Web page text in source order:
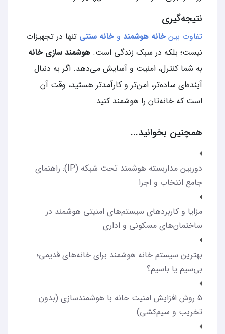
نتیجه‌گیری
تفاوت بین خانه هوشمند و خانه سنتی تنها در تجهیزات
نیست؛ بلکه در سبک زندگی است. هوشمند سازی خانه
به شما کنترل، امنیت و آسایش می‌دهد. اگر به دنبال
آینده‌ای ساده‌تر، امن‌تر و کارآمدتر هستید، وقت آن
است که خانه‌تان را هوشمند کنید.
همچنین بخوانید...
دوربین مداربسته هوشمند تحت شبکه (IP): راهنمای
جامع انتخاب و اجرا
مزایا و کاربردهای سیستم‌های امنیتی هوشمند در
ساختمان‌های مسکونی و اداری
بهترین سیستم خانه هوشمند برای خانه‌های قدیمی؛
بی‌سیم یا باسیم؟
5 روش افزایش امنیت خانه با هوشمندسازی (بدون
تخریب و سیم‌کشی)